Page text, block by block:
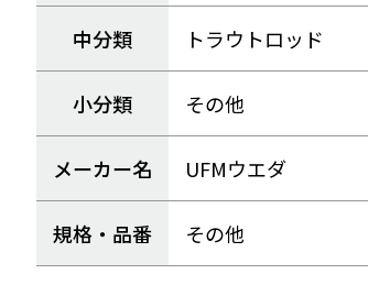
中分類 トラウトロッド
小分類 その他
メーカー名 UFMウエダ
規格・品番 その他